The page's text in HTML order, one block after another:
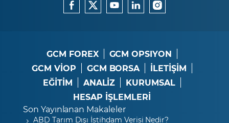
GCM FOREX
GCM OPSIYON
GCM VİOP
GCM BORSA
İLETİŞİM
EĞİTİM
ANALİZ
KURUMSAL
HESAP İŞLEMLERİ
Son Yayınlanan Makaleler
ABD Tarım Dışı İstihdam Verisi Nedir?